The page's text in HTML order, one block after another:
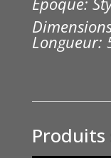
Longueur: